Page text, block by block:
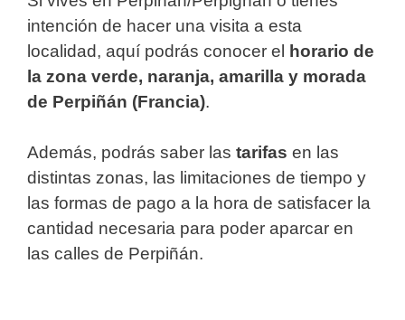
intención de hacer una visita a esta
localidad, aquí podrás conocer el horario de
la zona verde, naranja, amarilla y morada
de Perpiñán (Francia).
Además, podrás saber las tarifas en las
distintas zonas, las limitaciones de tiempo y
las formas de pago a la hora de satisfacer la
cantidad necesaria para poder aparcar en
las calles de Perpiñán.